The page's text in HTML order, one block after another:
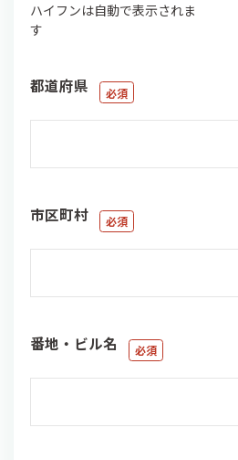
ハイフンは自動で表示されま
す
都道府県
市区町村
番地・ビル名